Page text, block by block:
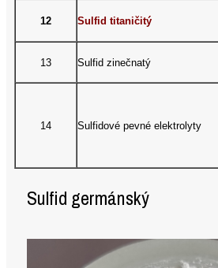
12 Sulfid titaničitý
13 Sulfid zinečnatý
14 Sulfidové pevné elektrolyty
Sulfid germánský